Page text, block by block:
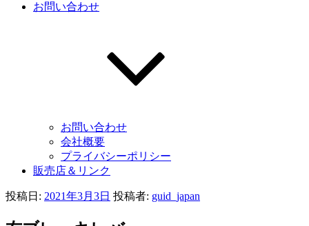
お問い合わせ
お問い合わせ
会社概要
プライバシーポリシー
販売店＆リンク
投稿日: 2021年3月3日 投稿者: guid_japan